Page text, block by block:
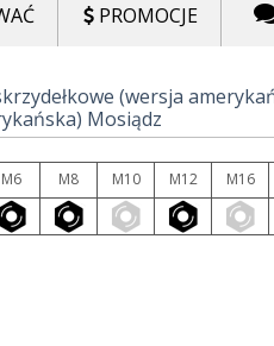
PROMOCJE
(wersja
Mosiądz
M6 M8 M10 M12 M16